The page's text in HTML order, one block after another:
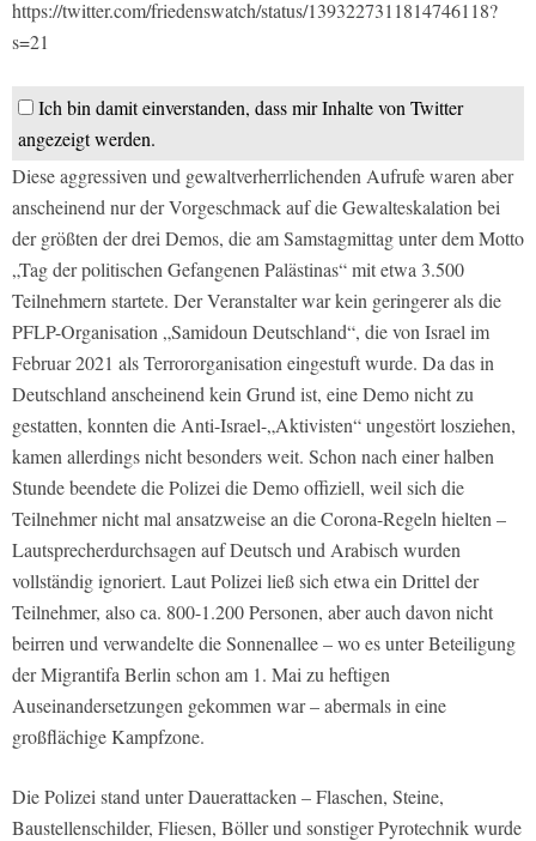
https://twitter.com/friedenswatch/status/1393227311814746118?
s=21
Ich bin damit einverstanden, dass mir Inhalte von Twitter
angezeigt werden.
Diese aggressiven und gewaltverherrlichenden Aufrufe waren aber
anscheinend nur der Vorgeschmack auf die Gewalteskalation bei
der größten der drei Demos, die am Samstagmittag unter dem Motto
„Tag der politischen Gefangenen Palästinas“ mit etwa 3.500
Teilnehmern startete. Der Veranstalter war kein geringerer als die
PFLP-Organisation „Samidoun Deutschland“, die von Israel im
Februar 2021 als Terrororganisation eingestuft wurde. Da das in
Deutschland anscheinend kein Grund ist, eine Demo nicht zu
gestatten, konnten die Anti-Israel-„Aktivisten“ ungestört losziehen,
kamen allerdings nicht besonders weit. Schon nach einer halben
Stunde beendete die Polizei die Demo offiziell, weil sich die
Teilnehmer nicht mal ansatzweise an die Corona-Regeln hielten –
Lautsprecherdurchsagen auf Deutsch und Arabisch wurden
vollständig ignoriert. Laut Polizei ließ sich etwa ein Drittel der
Teilnehmer, also ca. 800-1.200 Personen, aber auch davon nicht
beirren und verwandelte die Sonnenallee – wo es unter Beteiligung
der Migrantifa Berlin schon am 1. Mai zu heftigen
Auseinandersetzungen gekommen war – abermals in eine
großflächige Kampfzone.
Die Polizei stand unter Dauerattacken – Flaschen, Steine,
Baustellenschilder, Fliesen, Böller und sonstiger Pyrotechnik wurde